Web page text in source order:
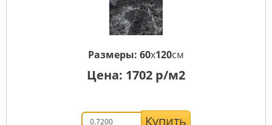
Размеры: 60x120см
Цена: 1702 р/м2
Купить